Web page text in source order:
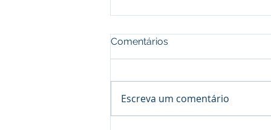
Comentários
Escreva um comentário